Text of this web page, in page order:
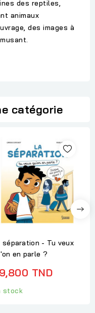
des reptiles,
animaux
des images à
catégorie
séparation - Tu veux
en parle ?
TND
stock